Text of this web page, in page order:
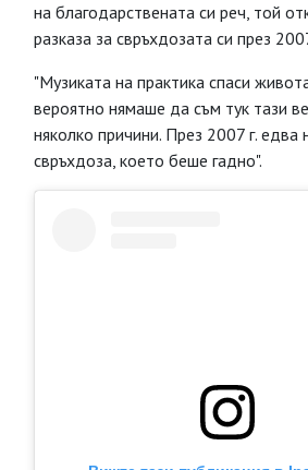
на благодарствената си реч, той
разказа за свръхдозата си през
"Музиката на практика спаси
вероятно нямаше да съм тук тази
няколко причини. През 2007 г. едва
свръхдоза, което беше гадно".